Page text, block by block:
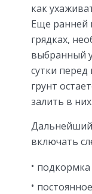
как
Еще ранней
грядках,
выбранный
сутки
грунт
залить в
Дальнейший
включать
подкормка